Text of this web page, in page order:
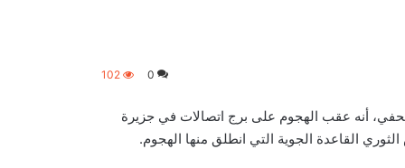
0
102
أنه عقب الهجوم على برج اتصالات في جزيرة
القاعدة الجوية التي انطلق منها الهجوم.